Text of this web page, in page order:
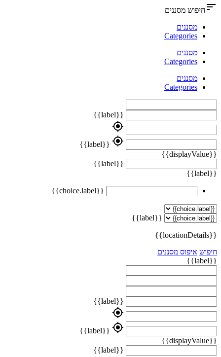
sortחיפוש מסננים
מסננים
Categories
מסננים
Categories
מסננים
Categories
{{label}}
my_location
my_location
{{label}}
{{displayValue}}
{{label}}
{{label}}
{{choice.label}}
{{label}}
{{locationDetails}}
חיפוש איפוס מסננים
{{label}}
{{label}}
my_location
my_location
{{label}}
{{displayValue}}
{{label}}